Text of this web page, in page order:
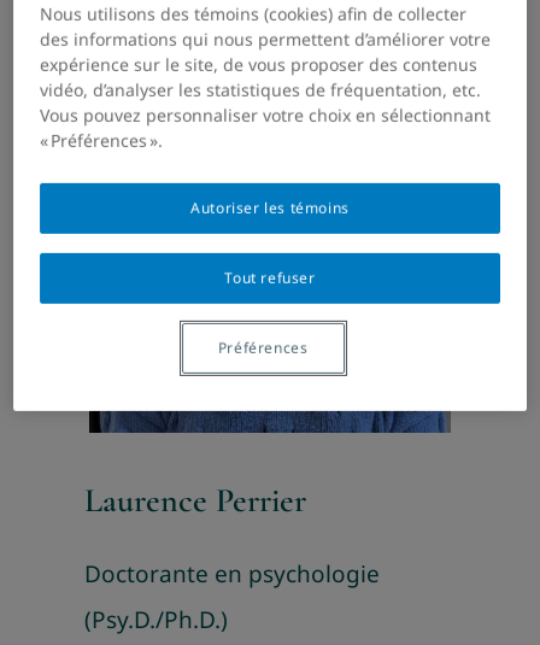
Coordonnatrice de recherche
Laurence Perrier
Doctorante en psychologie
(Psy.D./Ph.D.)
Nous utilisons des témoins (cookies) afin de collecter
des informations qui nous permettent d’améliorer votre
expérience sur le site, de vous proposer des contenus
vidéo, d’analyser les statistiques de fréquentation, etc.
Vous pouvez personnaliser votre choix en sélectionnant
« Préférences ».
Tout refuser
Autoriser les témoins
Préférences